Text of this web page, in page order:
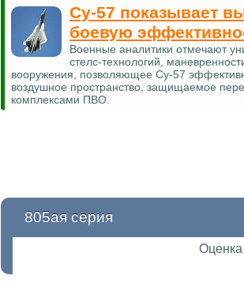
Су-57 показывает
боевую
Военные аналитики отмечают
стелс-технологий,
вооружения, позволяющее Су-57
воздушное пространство, защищаемое
комплексами ПВО.
805ая серия
Оценка